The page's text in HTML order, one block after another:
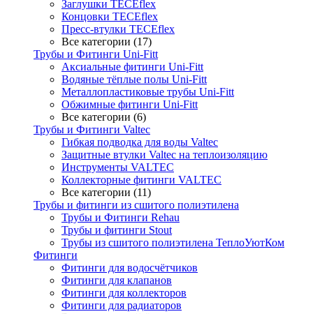
Заглушки TECEflex
Концовки TECEflex
Пресс-втулки TECEflex
Все категории (17)
Трубы и Фитинги Uni-Fitt
Аксиальные фитинги Uni-Fitt
Водяные тёплые полы Uni-Fitt
Металлопластиковые трубы Uni-Fitt
Обжимные фитинги Uni-Fitt
Все категории (6)
Трубы и Фитинги Valtec
Гибкая подводка для воды Valtec
Защитные втулки Valtec на теплоизоляцию
Инструменты VALTEC
Коллекторные фитинги VALTEC
Все категории (11)
Трубы и фитинги из сшитого полиэтилена
Трубы и Фитинги Rehau
Трубы и фитинги Stout
Трубы из сшитого полиэтилена ТеплоУютКом
Фитинги
Фитинги для водосчётчиков
Фитинги для клапанов
Фитинги для коллекторов
Фитинги для радиаторов